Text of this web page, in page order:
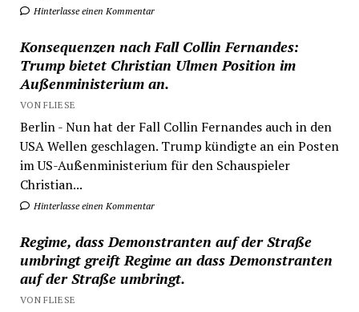
Hinterlasse einen Kommentar
Konsequenzen nach Fall Collin Fernandes:
Trump bietet Christian Ulmen Position im
Außenministerium an.
VON FLIESE
Berlin - Nun hat der Fall Collin Fernandes auch in den
USA Wellen geschlagen. Trump kündigte an ein Posten
im US-Außenministerium für den Schauspieler
Christian...
Hinterlasse einen Kommentar
Regime, dass Demonstranten auf der Straße
umbringt greift Regime an dass Demonstranten
auf der Straße umbringt.
VON FLIESE